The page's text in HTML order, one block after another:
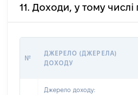
11. Доходи, у тому
№
ДЖЕРЕЛО (ДЖЕРЕЛА)
ДОХОДУ
Джерело доходу: